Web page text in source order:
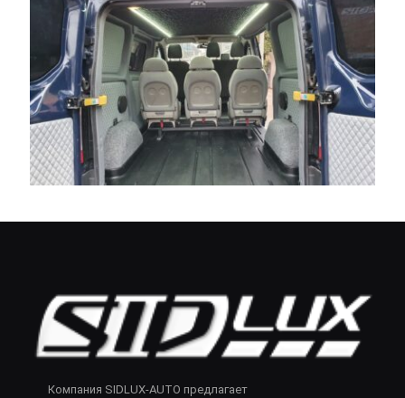
Компания SIDLUX-AUTO предлагает